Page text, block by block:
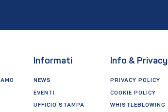
Informati
NEWS
EVENTI
UFFICIO STAMPA
Info & Privacy
PRIVACY POLICY
COOKIE POLICY
WHISTLEBLOWING